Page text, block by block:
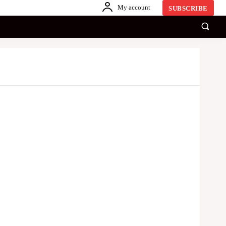
My account SUBSCRIBE